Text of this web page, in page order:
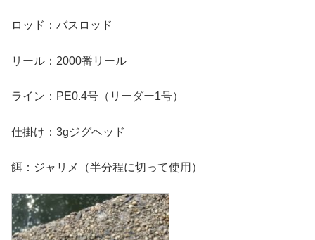
ロッド：バスロッド
リール：2000番リール
ライン：PE0.4号（リーダー1号）
仕掛け：3gジグヘッド
餌：ジャリメ（半分程に切って使用）